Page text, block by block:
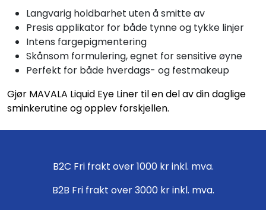
Langvarig holdbarhet uten å smitte av
Presis applikator for både tynne og tykke linjer
Intens fargepigmentering
Skånsom formulering, egnet for sensitive øyne
Perfekt for både hverdags- og festmakeup
Gjør MAVALA Liquid Eye Liner til en del av din daglige
sminkerutine og opplev forskjellen.
B2C Fri frakt over 1000 kr inkl. mva.
B2B Fri frakt over 3000 kr inkl. mva.